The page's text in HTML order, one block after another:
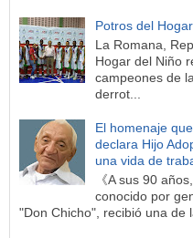
Potros del
La Romana,
Hogar del Niño
campeones de
derrot...
El homenaje
declara Hijo
una vida de
《A sus 90
conocido por
"Don Chicho", recibió una de